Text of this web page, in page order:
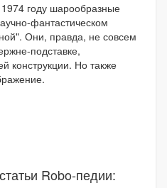
году шарообразные
фантастическом
Они, правда, не совсем
подставке,
конструкции. Но также
Robo-педии: